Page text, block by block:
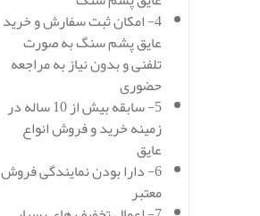
4- امکان ثبت سفارش و خرید
عایق پشم سنگ به صورت
تلفنی و بدون نیاز به مراجعه
حضوری
5- سابقه بیش از 10 ساله در
زمینه خرید و فروش انواع
عایق
6- دارا بودن نمایندگی فروش
معتبر